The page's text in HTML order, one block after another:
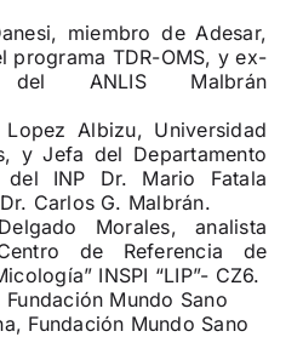
miembro de Adesar,
programa TDR-OMS, y ex-
del ANLIS Malbrán
Albizu, Universidad
y Jefa del Departamento
del INP Dr. Mario Fatala
Carlos G. Malbrán.
Morales, analista
de Referencia de
INSPI “LIP”- CZ6.
Mundo Sano
Fundación Mundo Sano